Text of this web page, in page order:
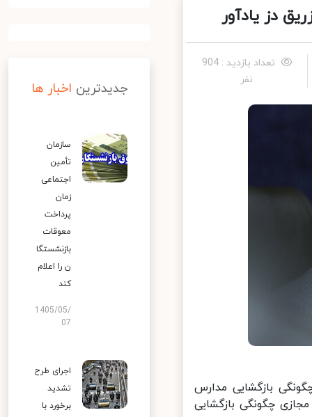
دز یادآور
تعداد بازدید : 904
نفر
بازگشایی مدارس
چگونگی بازگشایی
جدیدترین اخبار ها
سازمان
تأمین
اجتماعی
زمان
پرداخت
معوقات
بازنشستگا
ن را اعلام
کند
1405/05/
07
اجرای طرح
تشدید
برخورد با